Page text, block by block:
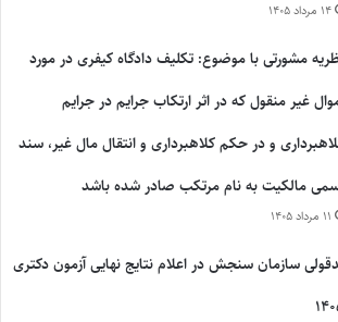
۱۴ مرداد ۱۴۰۵
مشورتی با موضوع: تکلیف دادگاه کیفری در مورد
غیر منقول که در اثر ارتکاب جرایم در جرایم
و در حکم کلاهبرداری و انتقال مال غیر، سند
مالکیت به نام مرتکب صادر شده باشد
۱۱ مرداد ۱۴۰۵
سازمان سنجش در اعلام نتایج نهایی آزمون دکتری